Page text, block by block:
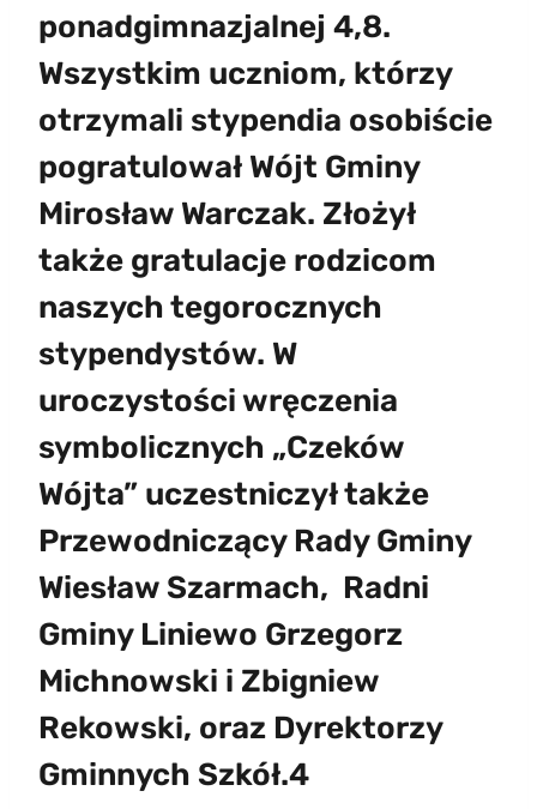
ponadgimnazjalnej 4,8.
Wszystkim uczniom, którzy
otrzymali stypendia osobiście
pogratulował Wójt Gminy
Mirosław Warczak. Złożył
także gratulacje rodzicom
naszych tegorocznych
stypendystów. W
uroczystości wręczenia
symbolicznych „Czeków
Wójta” uczestniczył także
Przewodniczący Rady Gminy
Wiesław Szarmach, Radni
Gminy Liniewo Grzegorz
Michnowski i Zbigniew
Rekowski, oraz Dyrektorzy
Gminnych Szkół.4